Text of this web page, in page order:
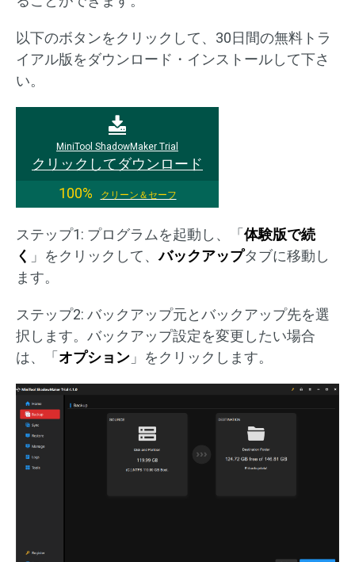
以下のボタンをクリックして、30日間の無料トラ
イアル版をダウンロード・インストールして下さ
い。
MiniTool ShadowMaker Trial
クリックしてダウンロード
100%
クリーン＆セーフ
ステップ1: プログラムを起動し、「 体験版で続
く 」をクリックして、バックアップタブに移動し
ます。
ステップ2: バックアップ元とバックアップ先を選
択します。バックアップ設定を変更したい場合
は、「 オプション 」をクリックします。